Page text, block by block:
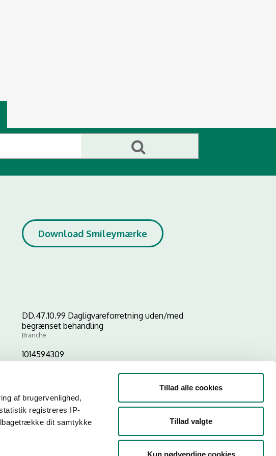
af brugervenlighed,
registreres IP-
dit samtykke
Tillad alle cookies
Tillad valgte
Kun nødvendige cookies
Download Smileymærke
DD.47.10.99 Dagligvareforretning uden/med
begrænset behandling
Branche
1014594309
P-nr